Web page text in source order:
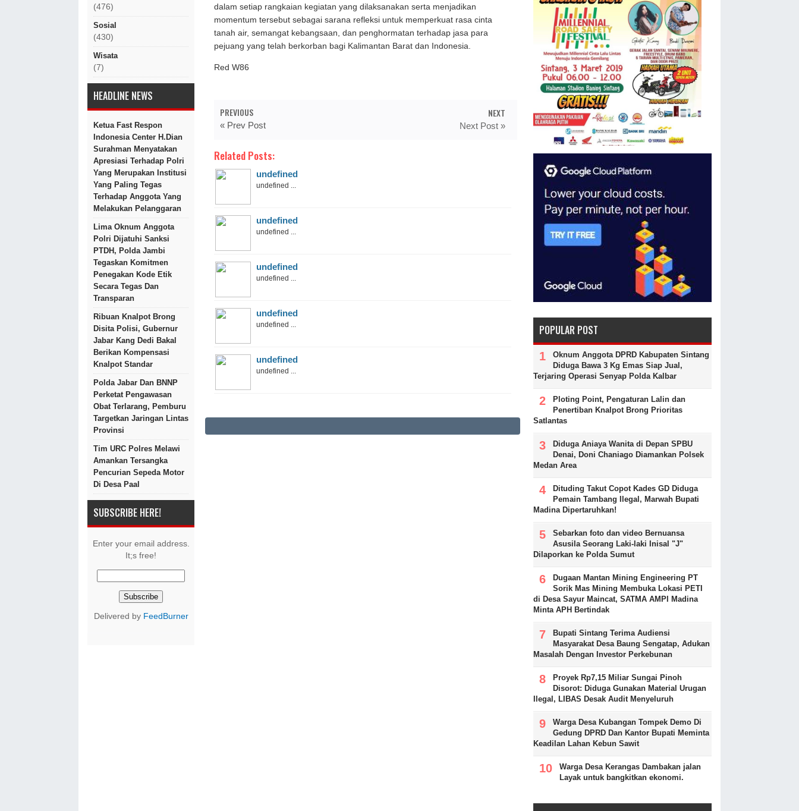
(476)
Sosial
(430)
Wisata
(7)
HEADLINE NEWS
Ketua Fast Respon
Indonesia Center H.Dian
Surahman Menyatakan
Apresiasi Terhadap Polri
Yang Merupakan Institusi
Yang Paling Tegas
Terhadap Anggota Yang
Melakukan Pelanggaran
Lima Oknum Anggota
Polri Dijatuhi Sanksi
PTDH, Polda Jambi
Tegaskan Komitmen
Penegakan Kode Etik
Secara Tegas Dan
Transparan
Ribuan Knalpot Brong
Disita Polisi, Gubernur
Jabar Kang Dedi Bakal
Berikan Kompensasi
Knalpot Standar
Polda Jabar Dan BNNP
Perketat Pengawasan
Obat Terlarang, Pemburu
Targetkan Jaringan Lintas
Provinsi
Tim URC Polres Melawi
Amankan Tersangka
Pencurian Sepeda Motor
Di Desa Paal
SUBSCRIBE HERE!
Enter your email address.
It;s free!
Delivered by FeedBurner
dalam setiap rangkaian kegiatan yang dilaksanakan serta menjadikan
momentum tersebut sebagai sarana refleksi untuk memperkuat rasa cinta
tanah air, semangat kebangsaan, dan penghormatan terhadap jasa para
pejuang yang telah berkorban bagi Kalimantan Barat dan Indonesia.
Red W86
PREVIOUS
« Prev Post
NEXT
Next Post »
Related Posts:
undefined
undefined ...
undefined
undefined ...
undefined
undefined ...
undefined
undefined ...
undefined
undefined ...
POPULAR POST
Oknum Anggota DPRD Kabupaten Sintang
Diduga Bawa 3 Kg Emas Siap Jual,
Terjaring Operasi Senyap Polda Kalbar
Ploting Point, Pengaturan Lalin dan
Penertiban Knalpot Brong Prioritas
Satlantas
Diduga Aniaya Wanita di Depan SPBU
Denai, Doni Chaniago Diamankan Polsek
Medan Area
Dituding Takut Copot Kades GD Diduga
Pemain Tambang Ilegal, Marwah Bupati
Madina Dipertaruhkan!
Sebarkan foto dan video Bernuansa
Asusila Seorang Laki-laki Inisal "J"
Dilaporkan ke Polda Sumut
Dugaan Mantan Mining Engineering PT
Sorik Mas Mining Membuka Lokasi PETI
di Desa Sayur Maincat, SATMA AMPI Madina
Minta APH Bertindak
Bupati Sintang Terima Audiensi
Masyarakat Desa Baung Sengatap, Adukan
Masalah Dengan Investor Perkebunan
Proyek Rp7,15 Miliar Sungai Pinoh
Disorot: Diduga Gunakan Material Urugan
Ilegal, LIBAS Desak Audit Menyeluruh
Warga Desa Kubangan Tompek Demo Di
Gedung DPRD Dan Kantor Bupati Meminta
Keadilan Lahan Kebun Sawit
Warga Desa Kerangas Dambakan jalan
Layak untuk bangkitkan ekonomi.